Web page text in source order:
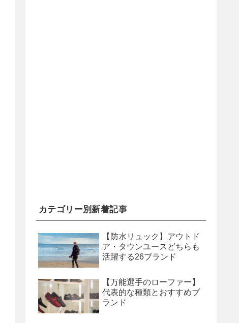
カテゴリー別新着記事
【防水リュック】アウトド
ア・タウンユースどちらも
活躍する26ブランド
【万能選手のローファー】
代表的な種類とおすすめブ
ランド